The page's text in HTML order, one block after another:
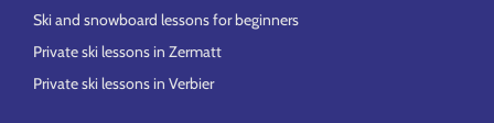
Ski and snowboard lessons for beginners
Private ski lessons in Zermatt
Private ski lessons in Verbier